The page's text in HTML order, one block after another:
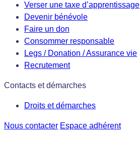
Verser une taxe d’apprentissage
Devenir bénévole
Faire un don
Consommer responsable
Legs / Donation / Assurance vie
Recrutement
Contacts et démarches
Droits et démarches
Nous contacter Espace adhérent